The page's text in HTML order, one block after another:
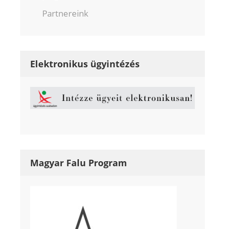
Partnereink
Elektronikus ügyintézés
Magyar Falu Program